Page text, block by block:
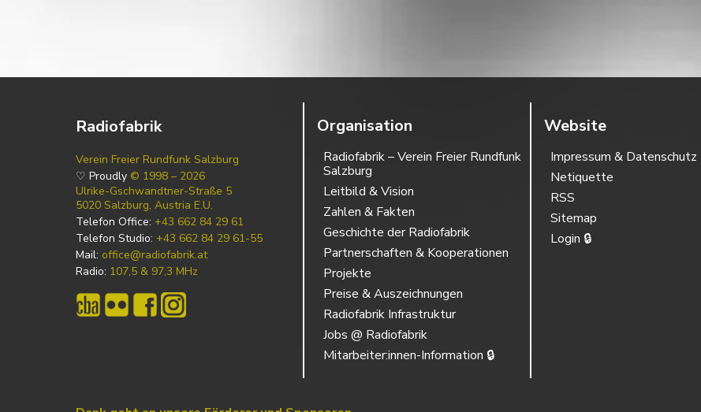
Radiofabrik
Verein Freier Rundfunk Salzburg
♡ Proudly © 1998 – 2026
Ulrike-Gschwandtner-Straße 5
5020 Salzburg, Austria E.U.
Telefon Office: +43 662 84 29 61
Telefon Studio: +43 662 84 29 61-55
Mail: office@radiofabrik.at
Radio: 107,5 & 97,3 MHz
Organisation
Radiofabrik – Verein Freier Rundfunk
Salzburg
Leitbild & Vision
Zahlen & Fakten
Geschichte der Radiofabrik
Partnerschaften & Kooperationen
Projekte
Preise & Auszeichnungen
Radiofabrik Infrastruktur
Jobs @ Radiofabrik
Mitarbeiter:innen-Information 🔒
Website
Impressum & Datenschutz
Netiquette
RSS
Sitemap
Login 🔒